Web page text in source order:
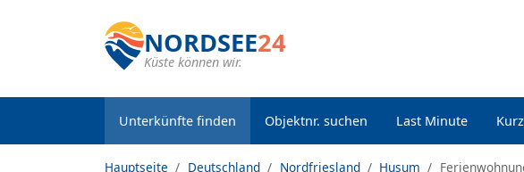
NORDSEE24
Küste können wir.
Unterkünfte finden Objektnr. suchen Last Minute
Hauptseite Deutschland Nordfriesland Husum